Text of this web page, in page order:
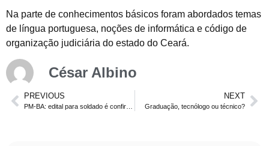
Na parte de conhecimentos básicos foram abordados temas
de língua portuguesa, noções de informática e código de
organização judiciária do estado do Ceará.
César Albino
PREVIOUS NEXT
Graduação, tecnólogo ou técnico?